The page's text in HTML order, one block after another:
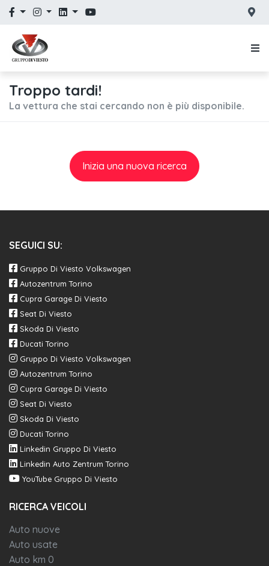
Troppo tardi!
La vettura che stai cercando non è più disponibile.
Inizia una nuova ricerca
SEGUICI SU:
Gruppo Di Viesto Volkswagen
Autozentrum Torino
Cupra Garage Di Viesto
Seat Di Viesto
Skoda Di Viesto
Ducati Torino
Gruppo Di Viesto Volkswagen
Autozentrum Torino
Cupra Garage Di Viesto
Seat Di Viesto
Skoda Di Viesto
Ducati Torino
Linkedin Gruppo Di Viesto
Linkedin Auto Zentrum Torino
YouTube Gruppo Di Viesto
RICERCA VEICOLI
Auto nuove
Auto usate
Auto km 0